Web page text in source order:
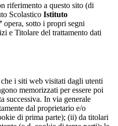
riferimento a questo sito (di
Scolastico Istituto
opera, sotto i propri segni
e Titolare del trattamento dati
i siti web visitati dagli utenti
memorizzati per essere poi
successiva. In via generale
dal proprietario e/o
di prima parte); (ii) da titolari